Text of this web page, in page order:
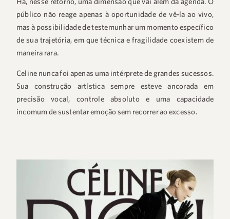
público não reage apenas à oportunidade de vê-la ao vivo,
mas à possibilidade de testemunhar um momento específico
de sua trajetória, em que técnica e fragilidade coexistem de
maneira rara.
Celine nunca foi apenas uma intérprete de grandes sucessos.
Sua construção artística sempre esteve ancorada em
precisão vocal, controle absoluto e uma capacidade
incomum de sustentar emoção sem recorrer ao excesso.